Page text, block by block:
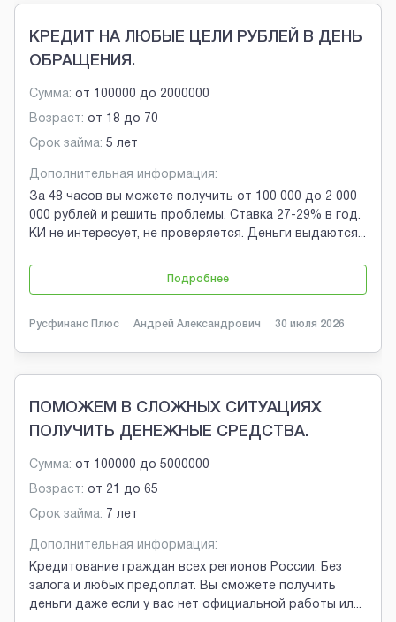
КРЕДИТ НА ЛЮБЫЕ ЦЕЛИ РУБЛЕЙ В ДЕНЬ
ОБРАЩЕНИЯ.
Сумма: от 100000 до 2000000
Возраст: от 18 до 70
Срок займа: 5 лет
Дополнительная информация:
За 48 часов вы можете получить от 100 000 до 2 000
000 рублей и решить проблемы. Ставка 27-29% в год.
КИ не интересует, не проверяется. Деньги выдаются...
Подробнее
Русфинанс Плюс Андрей Александрович 30 июля 2026
ПОМОЖЕМ В СЛОЖНЫХ СИТУАЦИЯХ
ПОЛУЧИТЬ ДЕНЕЖНЫЕ СРЕДСТВА.
Сумма: от 100000 до 5000000
Возраст: от 21 до 65
Срок займа: 7 лет
Дополнительная информация:
Кредитование граждан всех регионов России. Без
залога и любых предоплат. Вы сможете получить
деньги даже если у вас нет официальной работы ил...